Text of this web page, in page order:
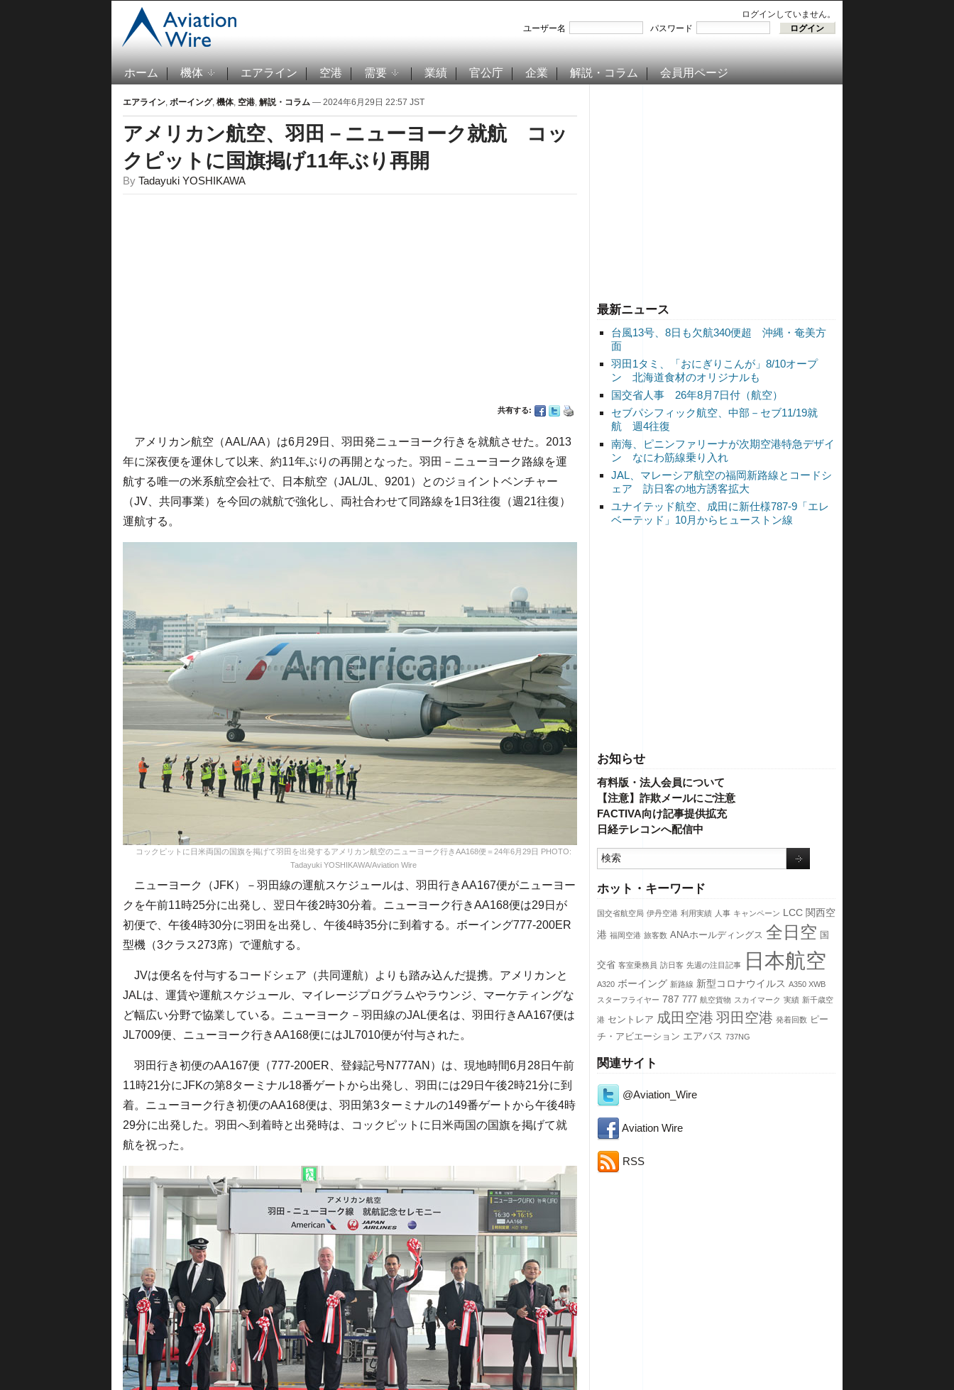
ログインしていません。
ユーザー名
パスワード
ホーム 機体 エアライン 空港 需要 業績 官公庁 企業 解説・コラム 会員用ページ
最新ニュース
台風13号、8日も欠航340便超 沖縄・奄美方
面
羽田1タミ、「おにぎりこんが」8/10オープ
ン 北海道食材のオリジナルも
国交省人事 26年8月7日付（航空）
セブパシフィック航空、中部－セブ11/19就
航 週4往復
南海、ピニンファリーナが次期空港特急デザイ
ン なにわ筋線乗り入れ
JAL、マレーシア航空の福岡新路線とコードシ
ェア 訪日客の地方誘客拡大
ユナイテッド航空、成田に新仕様787-9「エレ
ベーテッド」10月からヒューストン線
お知らせ
有料版・法人会員について
【注意】詐欺メールにご注意
FACTIVA向け記事提供拡充
日経テレコンへ配信中
ホット・キーワード
国交省航空局 伊丹空港 利用実績 人事 キャンペーン LCC 関西空
港 福岡空港 旅客数 ANAホールディングス 全日空 国
交省 客室乗務員 訪日客 先週の注目記事 日本航空
A320 ボーイング 新路線 新型コロナウイルス A350 XWB
スターフライヤー 787 777 航空貨物 スカイマーク 実績 新千歳空
港 セントレア 成田空港 羽田空港 発着回数 ピー
チ・アビエーション エアバス 737NG
関連サイト
@Aviation_Wire
Aviation Wire
RSS
エアライン, ボーイング, 機体, 空港, 解説・コラム — 2024年6月29日 22:57 JST
アメリカン航空、羽田－ニューヨーク就航 コッ
クピットに国旗掲げ11年ぶり再開
By Tadayuki YOSHIKAWA
共有する:
アメリカン航空（AAL/AA）は6月29日、羽田発ニューヨーク行きを就航させた。2013
年に深夜便を運休して以来、約11年ぶりの再開となった。羽田－ニューヨーク路線を運
航する唯一の米系航空会社で、日本航空（JAL/JL、9201）とのジョイントベンチャー
（JV、共同事業）を今回の就航で強化し、両社合わせて同路線を1日3往復（週21往復）
運航する。
コックピットに日米両国の国旗を掲げて羽田を出発するアメリカン航空のニューヨーク行きAA168便＝24年6月29日 PHOTO:
Tadayuki YOSHIKAWA/Aviation Wire
ニューヨーク（JFK）－羽田線の運航スケジュールは、羽田行きAA167便がニューヨー
クを午前11時25分に出発し、翌日午後2時30分着。ニューヨーク行きAA168便は29日が
初便で、午後4時30分に羽田を出発し、午後4時35分に到着する。ボーイング777-200ER
型機（3クラス273席）で運航する。
JVは便名を付与するコードシェア（共同運航）よりも踏み込んだ提携。アメリカンと
JALは、運賃や運航スケジュール、マイレージプログラムやラウンジ、マーケティングな
ど幅広い分野で協業している。ニューヨーク－羽田線のJAL便名は、羽田行きAA167便は
JL7009便、ニューヨーク行きAA168便にはJL7010便が付与された。
羽田行き初便のAA167便（777-200ER、登録記号N777AN）は、現地時間6月28日午前
11時21分にJFKの第8ターミナル18番ゲートから出発し、羽田には29日午後2時21分に到
着。ニューヨーク行き初便のAA168便は、羽田第3ターミナルの149番ゲートから午後4時
29分に出発した。羽田へ到着時と出発時は、コックピットに日米両国の国旗を掲げて就
航を祝った。